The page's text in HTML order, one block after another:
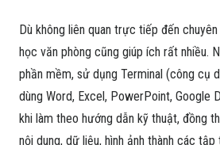
Dù không liên quan trực tiếp đến
học văn phòng cũng giúp ích rất nhiều.
phần mềm, sử dụng Terminal (công cụ
dùng Word, Excel, PowerPoint, Google
khi làm theo hướng dẫn kỹ thuật, đồng
nội dung, dữ liệu, hình ảnh thành các